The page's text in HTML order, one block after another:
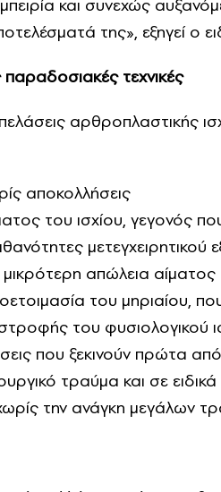
και συνεχώς
της», εξηγεί ο
τεχνικές
αρθροπλαστικής
αποκολλήσεις
του ισχίου, γεγονός
απώλεια αίματος
του μηριαίου,
του φυσιολογικού
που ξεκινούν πρώτα
τραύμα και σε
την ανάγκη μεγάλων